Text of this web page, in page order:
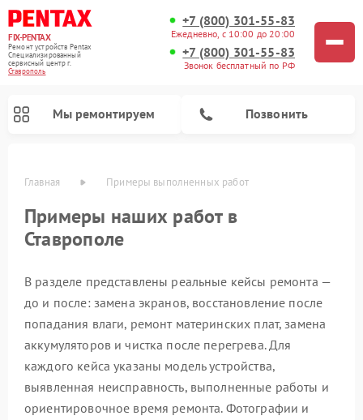
FIX-PENTAX
Ремонт устройств Pentax
Специализированный
cервисный центр г.
Ставрополь
+7 (800) 301-55-83
Ежедневно, с 10:00 до 20:00
+7 (800) 301-55-83
Звонок бесплатный по РФ
Мы ремонтируем Позвонить
Главная Примеры выполненных работ
Примеры наших работ в
Ставрополе
В разделе представлены реальные кейсы ремонта —
до и после: замена экранов, восстановление после
попадания влаги, ремонт материнских плат, замена
аккумуляторов и чистка после перегрева. Для
каждого кейса указаны модель устройства,
выявленная неисправность, выполненные работы и
ориентировочное время ремонта. Фотографии и